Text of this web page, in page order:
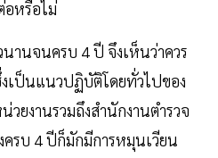
อหรือไม่
านจนครบ 4 ปี จึงเห็นว่าควร
เป็นแนวปฏิบัติโดยทั่วไปของ
วยงานรวมถึงสำนักงานตำรวจ
ครบ 4 ปีก็มักมีการหมุนเวียน